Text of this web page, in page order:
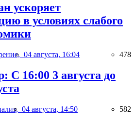
ускоряет
в условиях слабого
04 августа, 16:04 478
С 16:00 3 августа до
04 августа, 14:50 582